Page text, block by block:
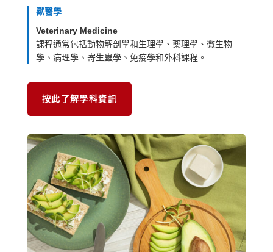
獸醫學
Veterinary Medicine
課程通常包括動物解剖學和生理學、藥理學、微生物
學、病理學、寄生蟲學、免疫學和外科課程。
按此了解學科資訊